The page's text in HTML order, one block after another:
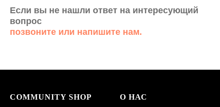
Если вы не нашли ответ на интересующий
вопрос
позвоните или напишите нам.
COMMUNITY SHOP О НАС